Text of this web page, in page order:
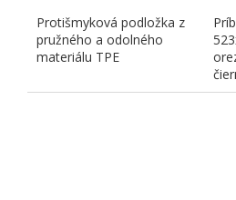
Protišmyková podložka z
pružného a odolného
materiálu TPE